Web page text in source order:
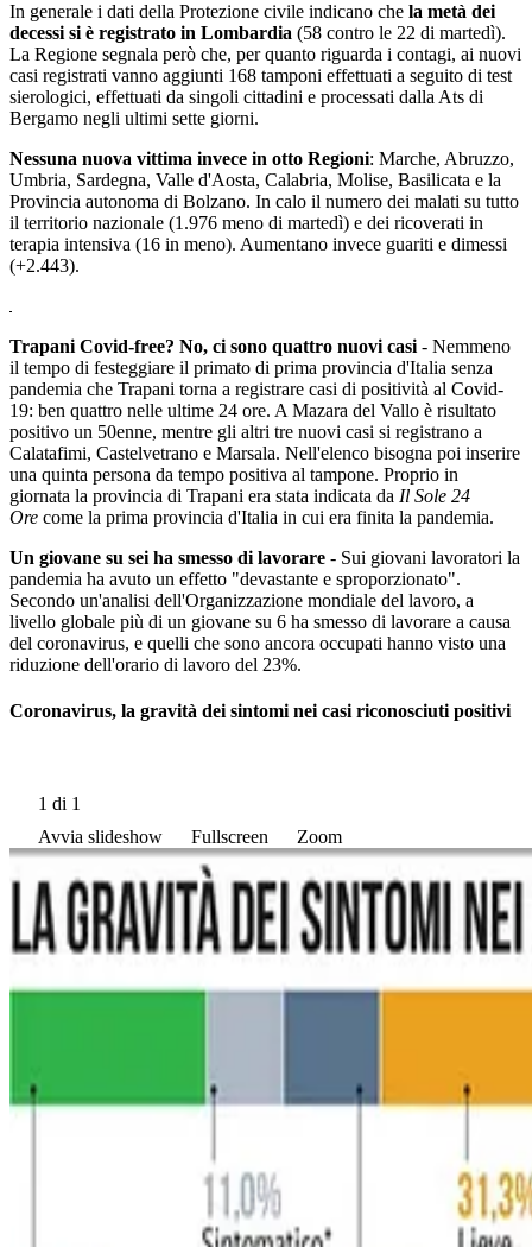
In generale i dati della Protezione civile indicano che la metà dei
decessi si è registrato in Lombardia (58 contro le 22 di martedì).
La Regione segnala però che, per quanto riguarda i contagi, ai nuovi
casi registrati vanno aggiunti 168 tamponi effettuati a seguito di test
sierologici, effettuati da singoli cittadini e processati dalla Ats di
Bergamo negli ultimi sette giorni.
Nessuna nuova vittima invece in otto Regioni: Marche, Abruzzo,
Umbria, Sardegna, Valle d'Aosta, Calabria, Molise, Basilicata e la
Provincia autonoma di Bolzano. In calo il numero dei malati su tutto
il territorio nazionale (1.976 meno di martedì) e dei ricoverati in
terapia intensiva (16 in meno). Aumentano invece guariti e dimessi
(+2.443).
Trapani Covid-free? No, ci sono quattro nuovi casi - Nemmeno
il tempo di festeggiare il primato di prima provincia d'Italia senza
pandemia che Trapani torna a registrare casi di positività al Covid-
19: ben quattro nelle ultime 24 ore. A Mazara del Vallo è risultato
positivo un 50enne, mentre gli altri tre nuovi casi si registrano a
Calatafimi, Castelvetrano e Marsala. Nell'elenco bisogna poi inserire
una quinta persona da tempo positiva al tampone. Proprio in
giornata la provincia di Trapani era stata indicata da Il Sole 24
Ore come la prima provincia d'Italia in cui era finita la pandemia.
Un giovane su sei ha smesso di lavorare - Sui giovani lavoratori la
pandemia ha avuto un effetto "devastante e sproporzionato".
Secondo un'analisi dell'Organizzazione mondiale del lavoro, a
livello globale più di un giovane su 6 ha smesso di lavorare a causa
del coronavirus, e quelli che sono ancora occupati hanno visto una
riduzione dell'orario di lavoro del 23%.
Coronavirus, la gravità dei sintomi nei casi riconosciuti positivi
1 di 1
Avvia slideshow
Fullscreen Zoom